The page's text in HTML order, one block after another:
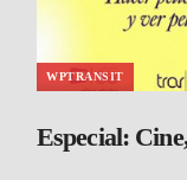
WPTRANSIT
Especial: